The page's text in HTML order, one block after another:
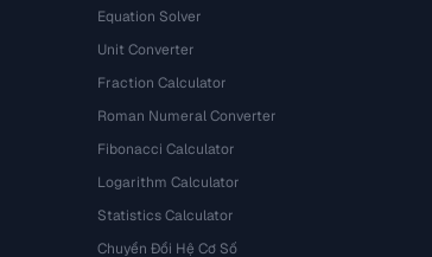
Equation Solver
Unit Converter
Fraction Calculator
Roman Numeral Converter
Fibonacci Calculator
Logarithm Calculator
Statistics Calculator
Chuyển Đổi Hệ Cơ Số